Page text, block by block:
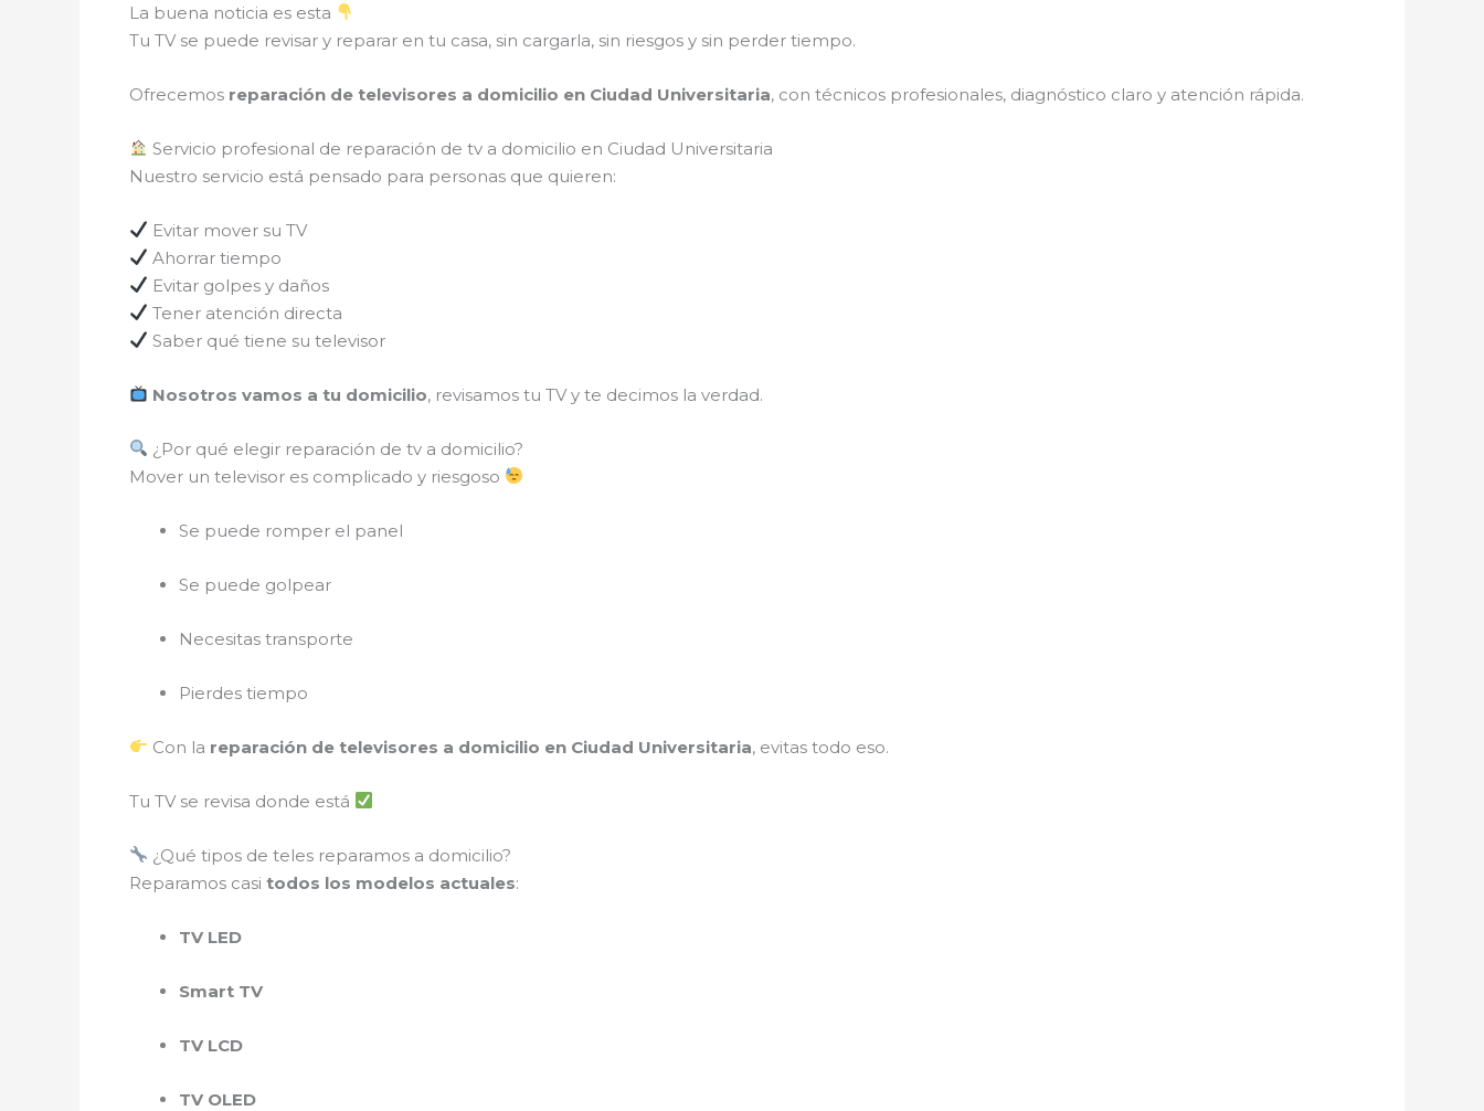
La buena noticia es esta
Tu TV se puede revisar y reparar en tu casa, sin cargarla, sin riesgos y sin perder tiempo.
Ofrecemos reparación de televisores a domicilio en Ciudad Universitaria, con técnicos profesionales, diagnóstico claro y atención rápida.
Servicio profesional de reparación de tv a domicilio en Ciudad Universitaria
Nuestro servicio está pensado para personas que quieren:
Evitar mover su TV
Ahorrar tiempo
Evitar golpes y daños
Tener atención directa
Saber qué tiene su televisor
Nosotros vamos a tu domicilio, revisamos tu TV y te decimos la verdad.
¿Por qué elegir reparación de tv a domicilio?
Mover un televisor es complicado y riesgoso
Se puede romper el panel
Se puede golpear
Necesitas transporte
Pierdes tiempo
Con la reparación de televisores a domicilio en Ciudad Universitaria, evitas todo eso.
Tu TV se revisa donde está
¿Qué tipos de teles reparamos a domicilio?
Reparamos casi todos los modelos actuales:
TV LED
Smart TV
TV LCD
TV OLED